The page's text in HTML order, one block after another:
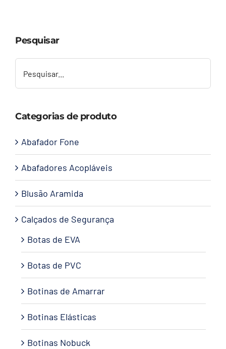
Contato
Pesquisar
Categorias de produto
Abafador Fone
Abafadores Acopláveis
Blusão Aramida
Calçados de Segurança
Botas de EVA
Botas de PVC
Botinas de Amarrar
Botinas Elásticas
Botinas Nobuck